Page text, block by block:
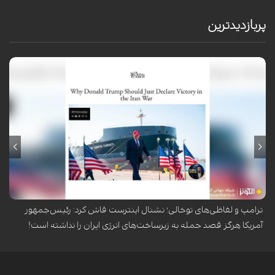
پربازدیدترین
نشریه نشنال اینترست در گزارشی تکان‌دهنده پرده از بزرگ‌ترین بلوف سیاسی
کاخ سفید برداشت و فاش کرد که دونالد ترامپ، علی‌رغم تهدیدهای مکرر و
لفاظی‌های توخ...
ترامپ و لفاظی‌های توخالی؛ نشنال اینترست فاش کرد: رئیس‌جمهور
آمریکا هرگز قصد حمله به زیرساخت‌های انرژی ایران را نداشته است!